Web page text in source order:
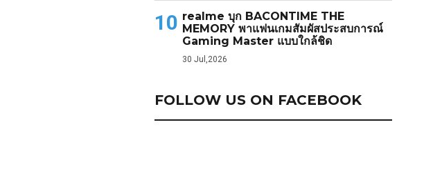
10 realme บุก BACONTIME THE
MEMORY พาแฟนเกมสัมผัสประสบการณ์
Gaming Master แบบใกล้ชิด
30 Jul,2026
FOLLOW US ON FACEBOOK